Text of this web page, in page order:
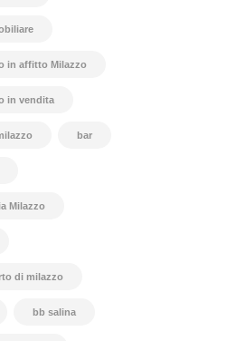
in affitto Milazzo
in vendita
bar
Milazzo
di milazzo
bb salina